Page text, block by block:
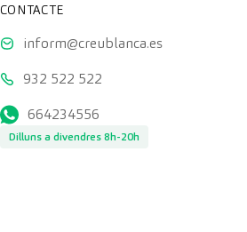
CONTACTE
inform@creublanca.es
932 522 522
664234556
Dilluns a divendres 8h-20h